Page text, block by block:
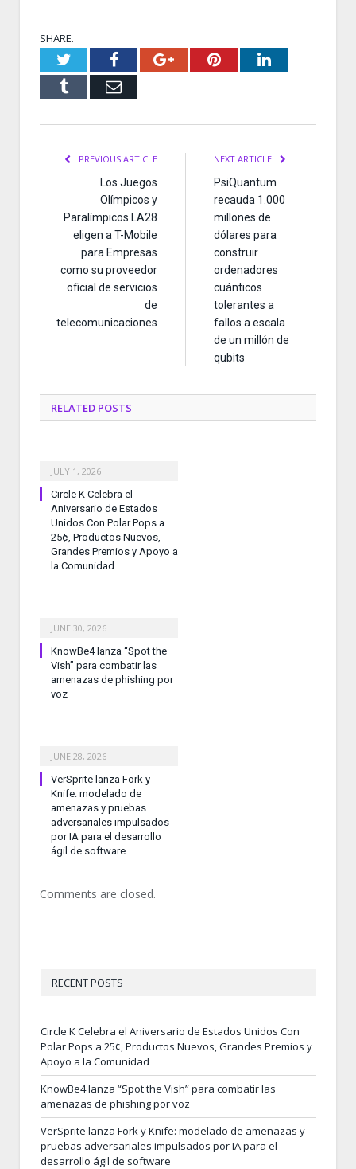
SHARE.
TwitterFacebookGoogle+PinterestLinkedIn
Tumblr Email
PREVIOUS ARTICLE
Los Juegos
Olímpicos y
Paralímpicos LA28
eligen a T-Mobile
para Empresas
como su proveedor
oficial de servicios
de
telecomunicaciones
NEXT ARTICLE
PsiQuantum
recauda 1.000
millones de
dólares para
construir
ordenadores
cuánticos
tolerantes a
fallos a escala
de un millón de
qubits
RELATED POSTS
JULY 1, 2026
Circle K Celebra el
Aniversario de Estados
Unidos Con Polar Pops a
25¢, Productos Nuevos,
Grandes Premios y Apoyo a
la Comunidad
JUNE 30, 2026
KnowBe4 lanza “Spot the
Vish” para combatir las
amenazas de phishing por
voz
JUNE 28, 2026
VerSprite lanza Fork y
Knife: modelado de
amenazas y pruebas
adversariales impulsados
por IA para el desarrollo
ágil de software
Comments are closed.
RECENT POSTS
Circle K Celebra el Aniversario de Estados Unidos Con
Polar Pops a 25¢, Productos Nuevos, Grandes Premios y
Apoyo a la Comunidad
KnowBe4 lanza “Spot the Vish” para combatir las
amenazas de phishing por voz
VerSprite lanza Fork y Knife: modelado de amenazas y
pruebas adversariales impulsados por IA para el
desarrollo ágil de software